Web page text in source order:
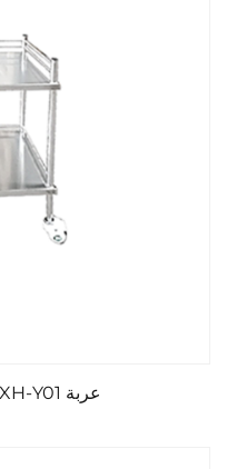
عربة XH-Y01 الفولاذية مع عجلات